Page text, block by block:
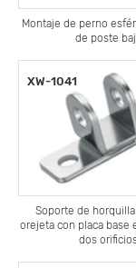
Montaje de perno
de poste
Soporte de
orejeta con placa base
dos
XW-1041